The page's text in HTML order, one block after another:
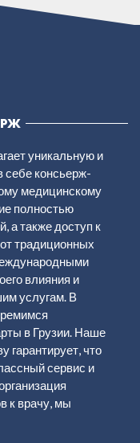
уникальную и
себе консьерж-
медицинскому
полностью
а также доступ к
традиционных
влияния и
услугам. В
в Грузии. Наше
гарантирует, что
сервис и
к врачу, мы